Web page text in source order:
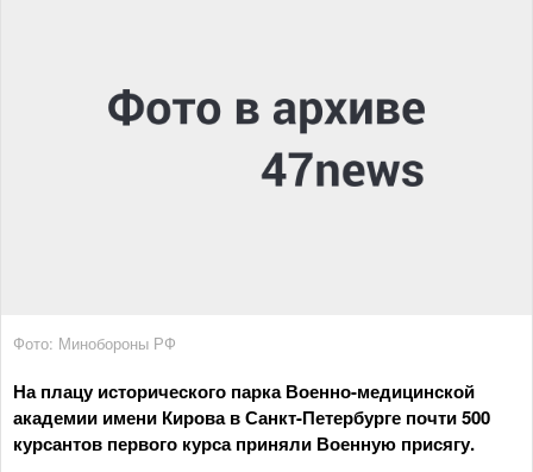
Фото: Минобороны РФ
На плацу исторического парка Военно-медицинской
академии имени Кирова в Санкт-Петербурге почти 500
курсантов первого курса приняли Военную присягу.